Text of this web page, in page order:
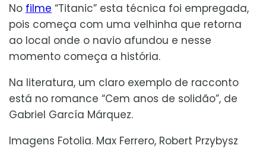
No filme “Titanic” esta técnica foi empregada,
pois começa com uma velhinha que retorna
ao local onde o navio afundou e nesse
momento começa a história.
Na literatura, um claro exemplo de racconto
está no romance “Cem anos de solidão”, de
Gabriel García Márquez.
Imagens Fotolia. Max Ferrero, Robert Przybysz